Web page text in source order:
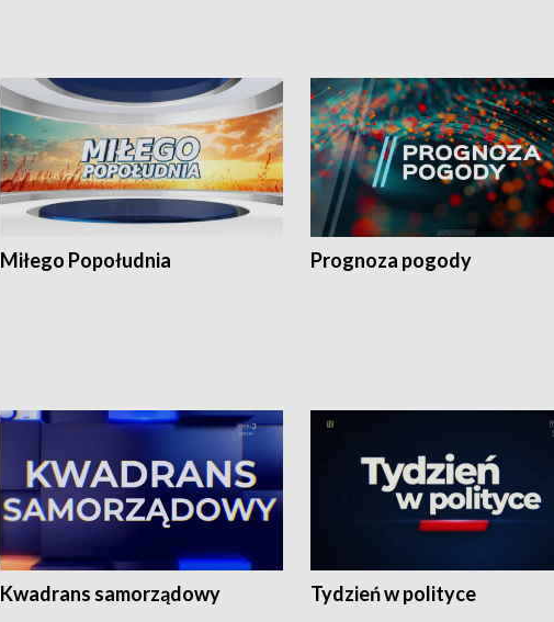
Miłego Popołudnia Prognoza pogody
Kwadrans samorządowy Tydzień w polityce